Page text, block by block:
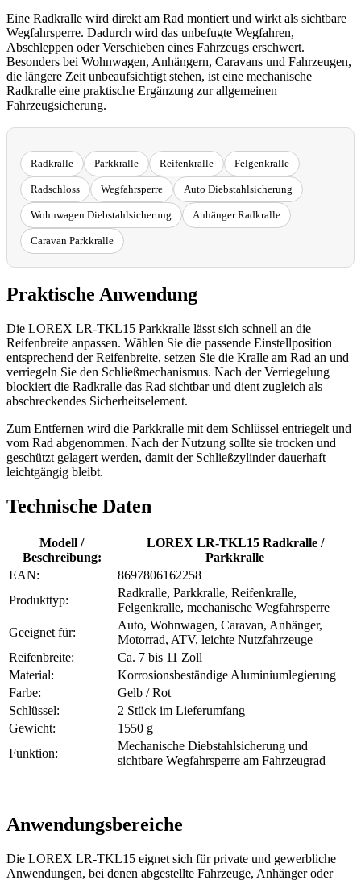
Eine Radkralle wird direkt am Rad montiert und wirkt als sichtbare
Wegfahrsperre. Dadurch wird das unbefugte Wegfahren,
Abschleppen oder Verschieben eines Fahrzeugs erschwert.
Besonders bei Wohnwagen, Anhängern, Caravans und Fahrzeugen,
die längere Zeit unbeaufsichtigt stehen, ist eine mechanische
Radkralle eine praktische Ergänzung zur allgemeinen
Fahrzeugsicherung.
Radkralle Parkkralle Reifenkralle Felgenkralle
Radschloss Wegfahrsperre Auto Diebstahlsicherung
Wohnwagen Diebstahlsicherung Anhänger Radkralle
Caravan Parkkralle
Praktische Anwendung
Die LOREX LR-TKL15 Parkkralle lässt sich schnell an die
Reifenbreite anpassen. Wählen Sie die passende Einstellposition
entsprechend der Reifenbreite, setzen Sie die Kralle am Rad an und
verriegeln Sie den Schließmechanismus. Nach der Verriegelung
blockiert die Radkralle das Rad sichtbar und dient zugleich als
abschreckendes Sicherheitselement.
Zum Entfernen wird die Parkkralle mit dem Schlüssel entriegelt und
vom Rad abgenommen. Nach der Nutzung sollte sie trocken und
geschützt gelagert werden, damit der Schließzylinder dauerhaft
leichtgängig bleibt.
Technische Daten
Modell /
Beschreibung:
LOREX LR-TKL15 Radkralle /
Parkkralle
EAN:
8697806162258
Produkttyp:
Radkralle, Parkkralle, Reifenkralle,
Felgenkralle, mechanische Wegfahrsperre
Geeignet für:
Auto, Wohnwagen, Caravan, Anhänger,
Motorrad, ATV, leichte Nutzfahrzeuge
Reifenbreite:
Ca. 7 bis 11 Zoll
Material:
Korrosionsbeständige Aluminiumlegierung
Farbe:
Gelb / Rot
Schlüssel:
2 Stück im Lieferumfang
Gewicht:
1550 g
Funktion:
Mechanische Diebstahlsicherung und
sichtbare Wegfahrsperre am Fahrzeugrad
Anwendungsbereiche
Die LOREX LR-TKL15 eignet sich für private und gewerbliche
Anwendungen, bei denen abgestellte Fahrzeuge, Anhänger oder